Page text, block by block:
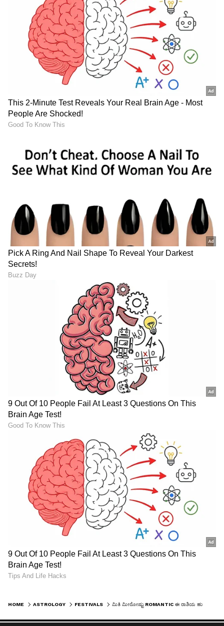
HOME ASTROLOGY FESTIVALS